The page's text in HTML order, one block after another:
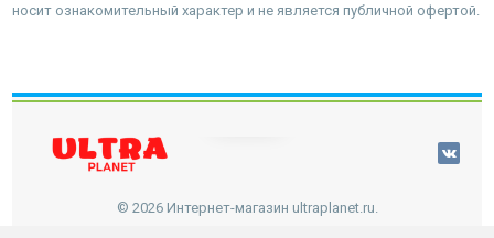
носит ознакомительный характер и не является публичной офертой.
© 2026 Интернет-магазин ultraplanet.ru.
наверх